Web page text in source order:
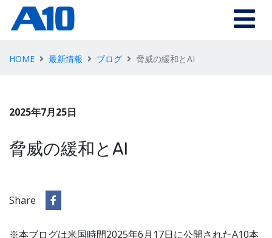
HOME 最新情報 ブログ 脅威の緩和とAI
2025年7月25日
脅威の緩和とAI
Share
※本ブログは米国時間2025年6月17日に公開されたA10本